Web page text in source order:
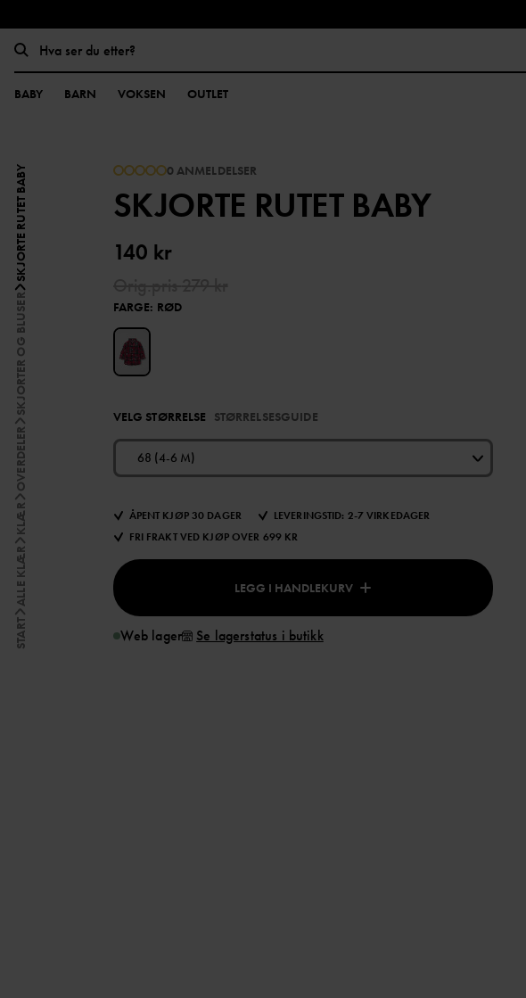
BABY BARN VOKSEN OUTLET
START
ALLE KLÆR
KLÆR
OVERDELER
SKJORTER OG BLUSER
SKJORTE RUTET BABY 0 ANMELDELSER
SKJORTE RUTET BABY
140 kr
FARGE: RØD
VELG STØRRELSE STØRRELSESGUIDE
68 (4-6 M)
ÅPENT KJØP 30 DAGER
LEVERINGSTID: 2-7 VIRKEDAGER
FRI FRAKT VED KJØP OVER 699 KR
LEGG I HANDLEKURV
Web lager Se lagerstatus i butikk